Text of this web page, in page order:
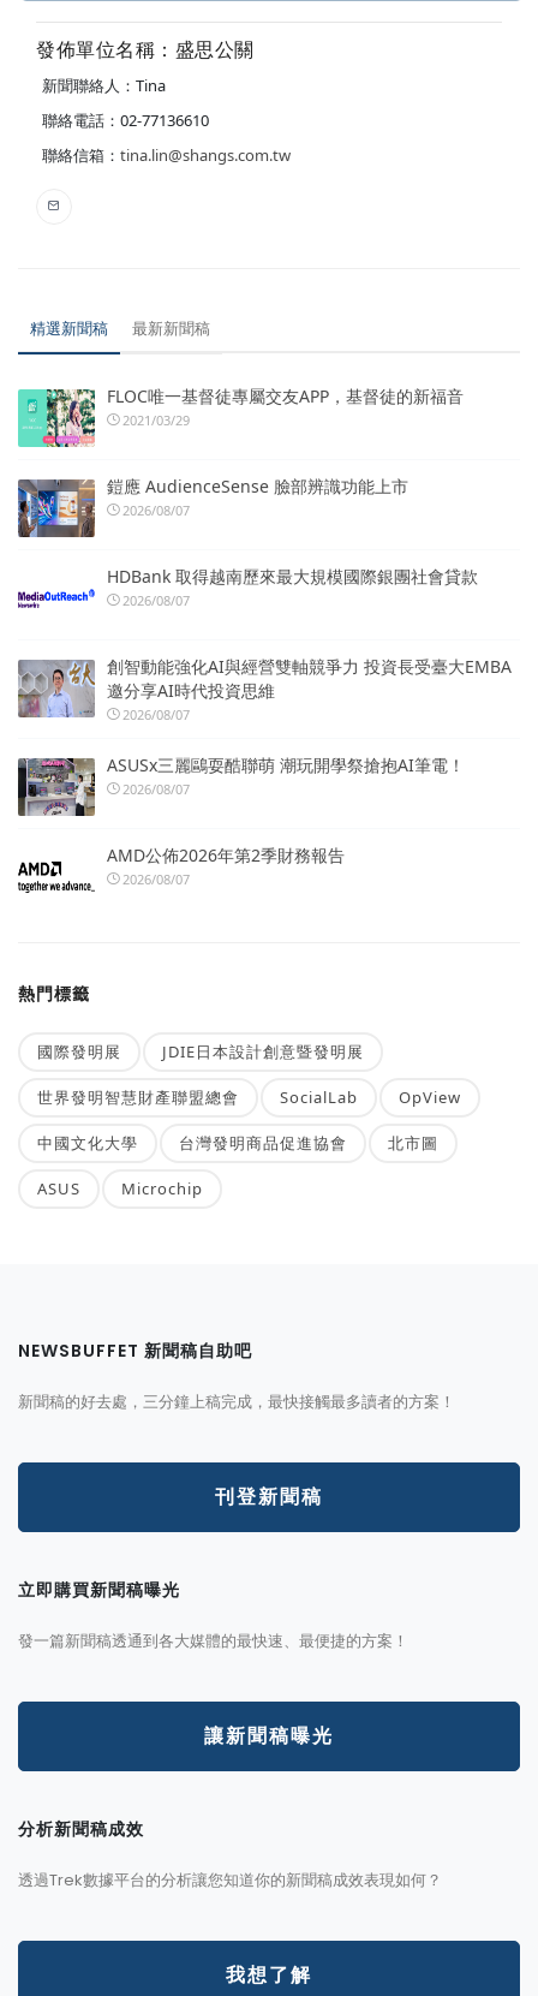
發佈單位名稱：盛思公關
新聞聯絡人：Tina
聯絡電話：02-77136610
聯絡信箱： tina.lin@shangs.com.tw
精選新聞稿 最新新聞稿
FLOC唯一基督徒專屬交友APP，基督徒的新福音
2021/03/29
鎧應 AudienceSense 臉部辨識功能上市
2026/08/07
HDBank 取得越南歷來最大規模國際銀團社會貸款
2026/08/07
創智動能強化AI與經營雙軸競爭力 投資長受臺大EMBA
邀分享AI時代投資思維
2026/08/07
ASUSx三麗鷗耍酷聯萌 潮玩開學祭搶抱AI筆電！
2026/08/07
AMD公佈2026年第2季財務報告
2026/08/07
熱門標籤
國際發明展 JDIE日本設計創意暨發明展
世界發明智慧財產聯盟總會 SocialLab OpView
中國文化大學 台灣發明商品促進協會 北市圖
ASUS Microchip
NEWSBUFFET 新聞稿自助吧
新聞稿的好去處，三分鐘上稿完成，最快接觸最多讀者的方案！
刊登新聞稿
立即購買新聞稿曝光
發一篇新聞稿透通到各大媒體的最快速、最便捷的方案！
讓新聞稿曝光
分析新聞稿成效
透過Trek數據平台的分析讓您知道你的新聞稿成效表現如何？
我想了解